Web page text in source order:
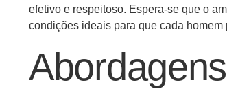
efetivo e respeitoso. Espera-se que o
condições ideais para que cada